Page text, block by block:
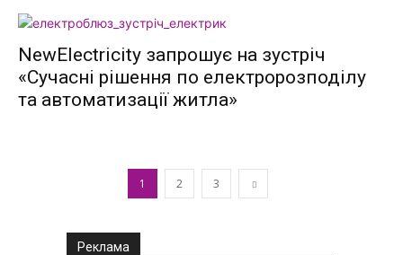
NewElectricity запрошує на зустріч
«Сучасні рішення по електророзподілу
та автоматизації житла»
1 2 3
Реклама